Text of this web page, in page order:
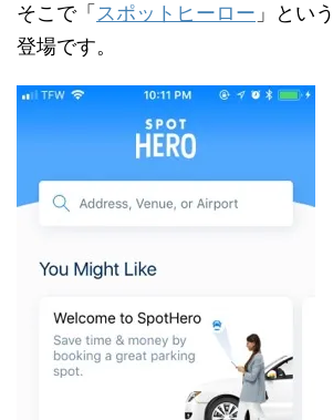
そこで「 スポットヒーロー 」とい
登場です。